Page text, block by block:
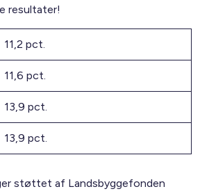
resultater!
11,2 pct.
11,6 pct.
13,9 pct.
13,9 pct.
støttet af Landsbyggefonden